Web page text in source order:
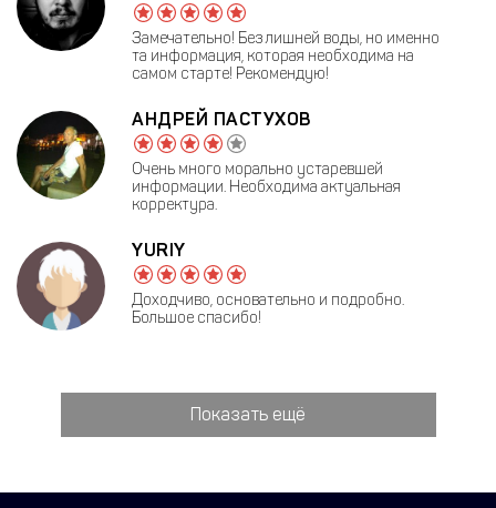
Замечательно! Без лишней воды, но именно
та информация, которая необходима на
самом старте! Рекомендую!
АНДРЕЙ ПАСТУХОВ
Очень много морально устаревшей
информации. Необходима актуальная
корректура.
YURIY
Доходчиво, основательно и подробно.
Большое спасибо!
Показать ещё